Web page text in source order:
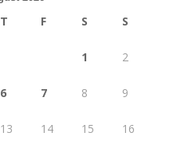
T F S S
1 2
6 7 8 9
13 14 15 16